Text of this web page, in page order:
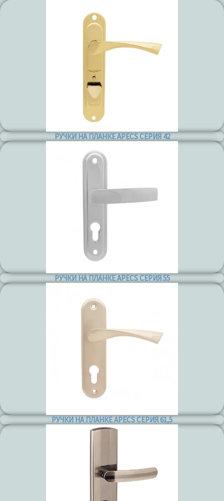
РУЧКИ НА ПЛАНКЕ APECS СЕРИЯ 42
РУЧКИ НА ПЛАНКЕ APECS СЕРИЯ 55
РУЧКИ НА ПЛАНКЕ APECS СЕРИЯ 61,5